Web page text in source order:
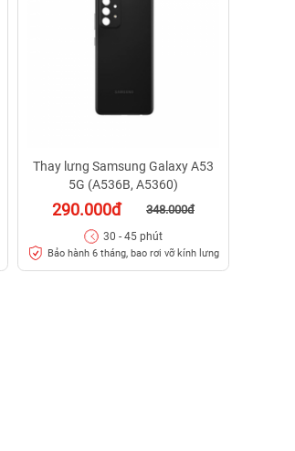
Thay lưng Samsung Galaxy A53
5G (A536B, A5360)
290.000đ 348.000đ
30 - 45 phút
Bảo hành 6 tháng, bao rơi vỡ kính lưng